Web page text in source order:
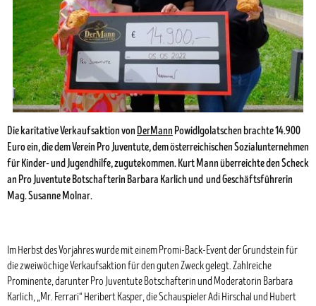
VIDEOS
Die karitative Verkaufsaktion vonDerMann Powidlgolatschen brachte 14.900
Euro ein, die dem Verein Pro Juventute, dem österreichischen Sozialunternehmen
für Kinder- und Jugendhilfe, zugutekommen. Kurt Mann überreichte den Scheck
an Pro Juventute Botschafterin Barbara Karlich und und Geschäftsführerin
Mag. Susanne Molnar.
Im Herbst des Vorjahres wurde mit einem Promi-Back-Event der Grundstein für
die zweiwöchige Verkaufsaktion für den guten Zweck gelegt. Zahlreiche
Prominente, darunter Pro Juventute Botschafterin und Moderatorin Barbara
Karlich, „Mr. Ferrari“ Heribert Kasper, die Schauspieler Adi Hirschal und Hubert